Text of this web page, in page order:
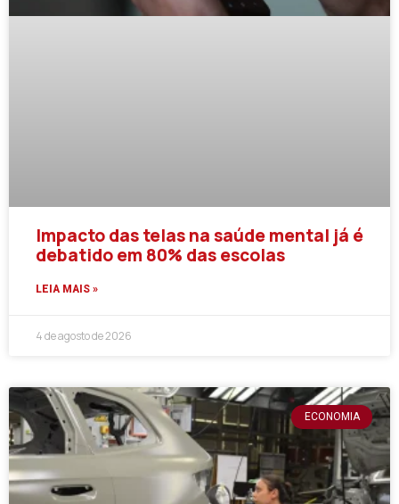
Impacto das telas na saúde mental já é
debatido em 80% das escolas
LEIA MAIS »
4 de agosto de 2026
ECONOMIA